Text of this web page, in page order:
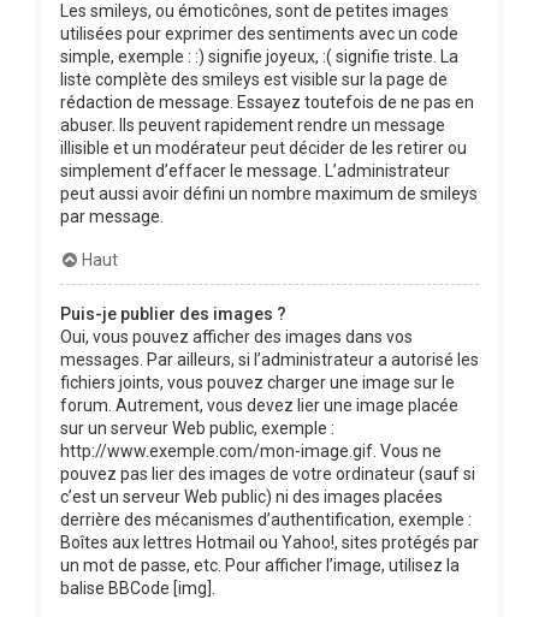
Les smileys, ou émoticônes, sont de petites images
utilisées pour exprimer des sentiments avec un code
simple, exemple : :) signifie joyeux, :( signifie triste. La
liste complète des smileys est visible sur la page de
rédaction de message. Essayez toutefois de ne pas en
abuser. Ils peuvent rapidement rendre un message
illisible et un modérateur peut décider de les retirer ou
simplement d’effacer le message. L’administrateur
peut aussi avoir défini un nombre maximum de smileys
par message.
Haut
Puis-je publier des images ?
Oui, vous pouvez afficher des images dans vos
messages. Par ailleurs, si l’administrateur a autorisé les
fichiers joints, vous pouvez charger une image sur le
forum. Autrement, vous devez lier une image placée
sur un serveur Web public, exemple :
http://www.exemple.com/mon-image.gif. Vous ne
pouvez pas lier des images de votre ordinateur (sauf si
c’est un serveur Web public) ni des images placées
derrière des mécanismes d’authentification, exemple :
Boîtes aux lettres Hotmail ou Yahoo!, sites protégés par
un mot de passe, etc. Pour afficher l’image, utilisez la
balise BBCode [img].